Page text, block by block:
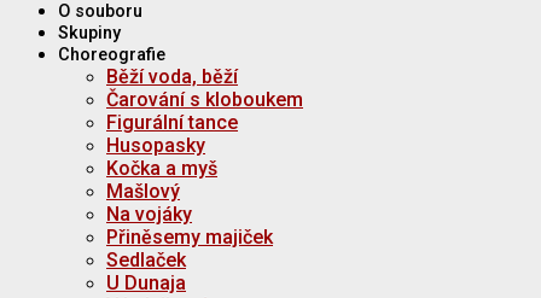
O souboru
Skupiny
Choreografie
Běží voda, běží
Čarování s kloboukem
Figurální tance
Husopasky
Kočka a myš
Mašlový
Na vojáky
Přiněsemy majiček
Sedlaček
U Dunaja